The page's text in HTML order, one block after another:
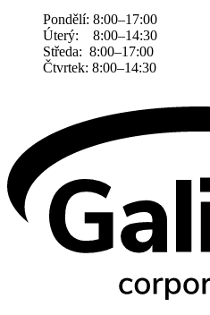
Pondělí: 8:00–17:00
Úterý: 8:00–14:30
Středa: 8:00–17:00
Čtvrtek: 8:00–14:30